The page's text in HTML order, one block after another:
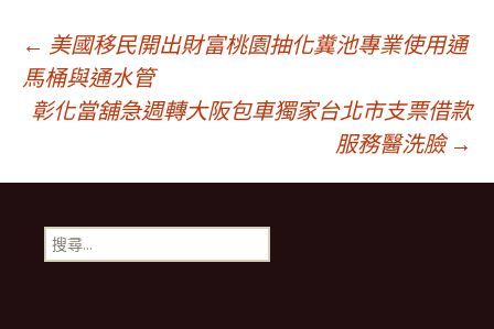
文
章
導
航
← 美國移民開出財富桃園抽化糞池專業使用通
馬桶與通水管
彰化當舖急週轉大阪包車獨家台北市支票借款
服務醫洗臉 →
搜
尋